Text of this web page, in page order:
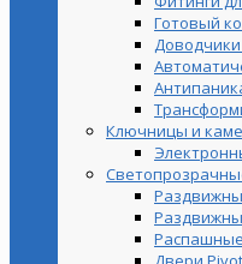
Готовый
Ключницы и